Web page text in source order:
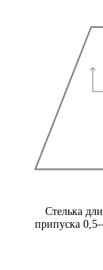
Стелька
припуска